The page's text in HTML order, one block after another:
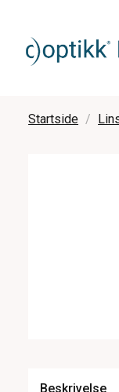
Startside
Beskrivelse